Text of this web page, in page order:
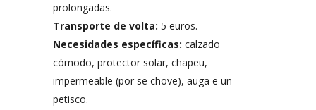
prolongadas.
Transporte de volta: 5 euros.
Necesidades específicas: calzado
cómodo, protector solar, chapeu,
impermeable (por se chove), auga e un
petisco.